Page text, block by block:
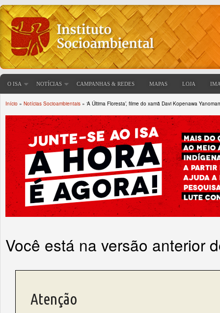
O ISA NOTÍCIAS CAMPANHAS & REDES MAPAS LOJA
Início » Notícias Socioambientais » ‘A Última Floresta’, filme do xamã Davi Kopenawa
Você está na versão anterior
Atenção